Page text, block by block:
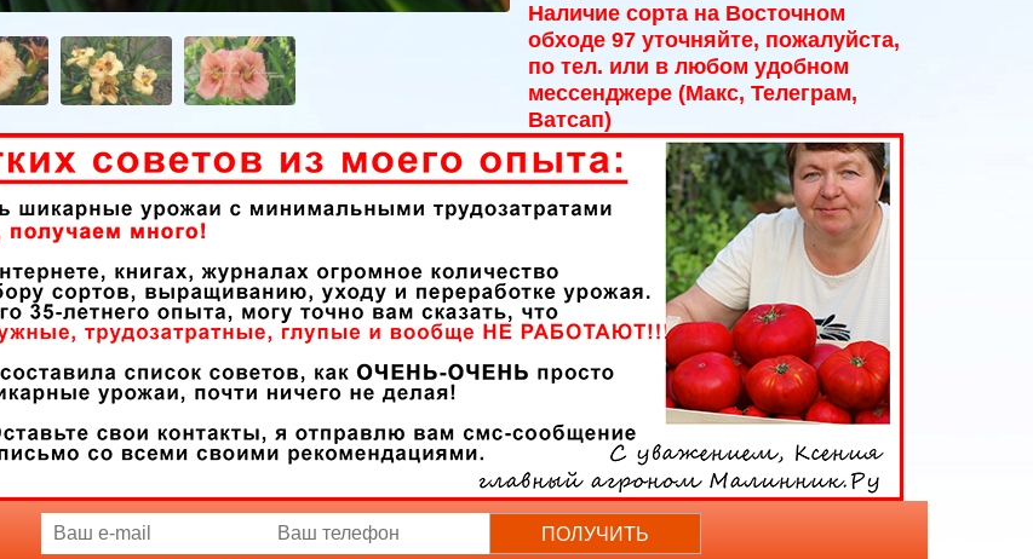
Наличие сорта на Восточном
обходе 97 уточняйте, пожалуйста,
по тел. или в любом удобном
мессенджере (Макс, Телеграм,
Ватсап)